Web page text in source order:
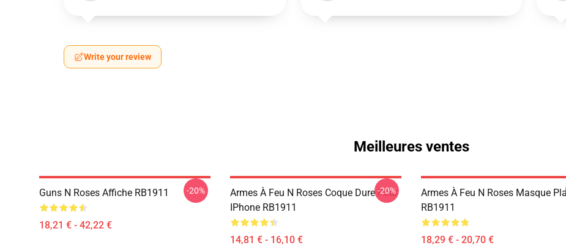
Write your review
Meilleures ventes
Guns N Roses Affiche RB1911
18,21 € - 42,22 €
-20%
Armes À Feu N Roses Coque Dure Pour
IPhone RB1911
14,81 € - 16,10 €
-20%
Armes À Feu N Roses Masque
RB1911
18,29 € - 20,70 €